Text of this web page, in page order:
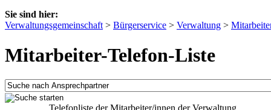
Sie sind hier:
Verwaltungsgemeinschaft > Bürgerservice > Verwaltung >
Mitarbeiter-Telefon-Liste
Telefonliste der Mitarbeiter/innen der Verwaltung